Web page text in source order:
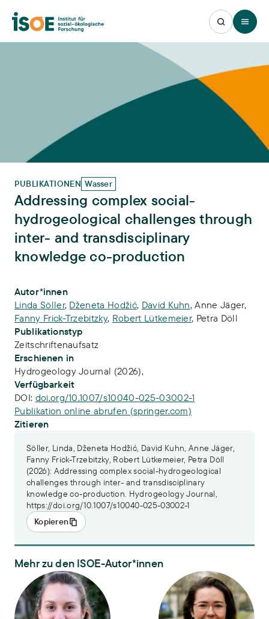
Open
PUBLIKATIONEN Wasser
Addressing complex social-
hydrogeological challenges through
inter- and transdisciplinary
knowledge co-production
Publikations-Infos
Autor*innen
Linda Söller, Dženeta Hodžić, David Kuhn,Anne Jäger,
Fanny Frick-Trzebitzky, Robert Lütkemeier, Petra Döll
Publikationstyp
Zeitschriftenaufsatz
Erschienen in
Hydrogeology Journal (2026),
Verfügbarkeit
DOI: doi.org/10.1007/s10040-025-03002-1
Publikation online abrufen (springer.com)
Zitieren
Söller, Linda, Dženeta Hodžić, David Kuhn, Anne Jäger,
Fanny Frick-Trzebitzky, Robert Lütkemeier, Petra Döll
(2026): Addressing complex social-hydrogeological
challenges through inter- and transdisciplinary
knowledge co-production. Hydrogeology Journal,
https://doi.org/10.1007/s10040-025-03002-1
Kopieren
Mehr zu den ISOE-Autor*innen
Dr. Linda Söller Dženeta Hodžić